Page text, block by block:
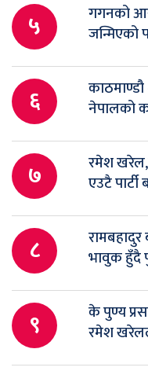
५
गगनको
जन्मिएको
६
नेपालको
७
रमेश
एउटै
८
भावुक हुँदै
९
के पुण्य
रमेश